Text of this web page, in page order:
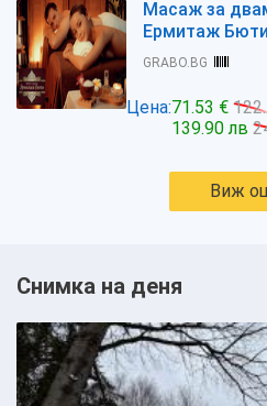
Масаж за
Ермитаж Бюти
GRABO.BG
Цена:71.53 €
139.90 лв
Виж
Снимка на деня